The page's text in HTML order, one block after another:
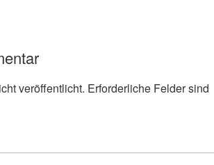
veröffentlicht. Erforderliche Felder sind